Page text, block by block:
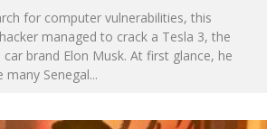
for computer vulnerabilities, this
managed to crack a Tesla 3, the
brand Elon Musk. At first glance, he
many Senegal...